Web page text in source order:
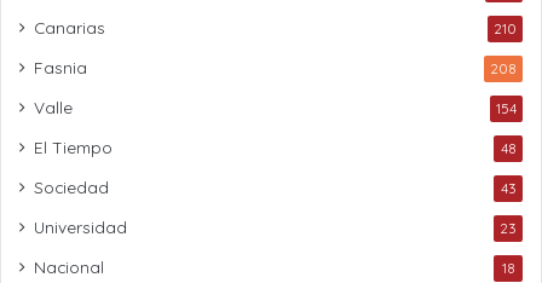
Canarias 210
Fasnia 208
Valle 154
El Tiempo 48
Sociedad 43
Universidad 23
Nacional 18